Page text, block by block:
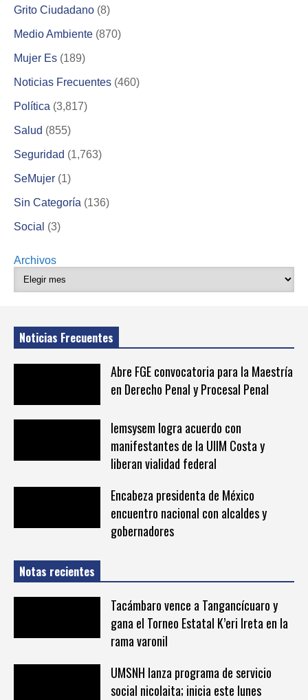
Grito Ciudadano (8)
Medio Ambiente (870)
Mujer Es (189)
Noticias Frecuentes (460)
Política (3,817)
Salud (855)
Seguridad (1,763)
SeMujer (1)
Sin Categoría (136)
Social (3)
Archivos
Noticias Frecuentes
Abre FGE convocatoria para la Maestría
en Derecho Penal y Procesal Penal
Iemsysem logra acuerdo con
manifestantes de la UIIM Costa y
liberan vialidad federal
Encabeza presidenta de México
encuentro nacional con alcaldes y
gobernadores
Notas recientes
Tacámbaro vence a Tangancícuaro y
gana el Torneo Estatal K’eri Ireta en la
rama varonil
UMSNH lanza programa de servicio
social nicolaita; inicia este lunes